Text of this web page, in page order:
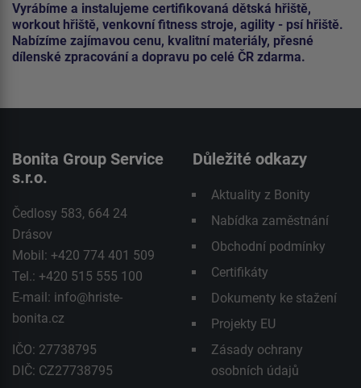
Vyrábíme a instalujeme certifikovaná dětská hřiště,
workout hřiště, venkovní fitness stroje, agility - psí hřiště.
Nabízíme zajímavou cenu, kvalitní materiály, přesné
dílenské zpracování a dopravu po celé ČR zdarma.
Bonita Group Service
s.r.o.
Čedlosy 583, 664 24
Drásov
Mobil: +420 774 401 509
Tel.: +420 515 555 100
E-mail: info@hriste-
bonita.cz
IČO: 27738795
DIČ: CZ27738795
Důležité odkazy
Aktuality z Bonity
Nabídka zaměstnání
Obchodní podmínky
Certifikáty
Dokumenty ke stažení
Projekty EU
Zásady ochrany
osobních údajů